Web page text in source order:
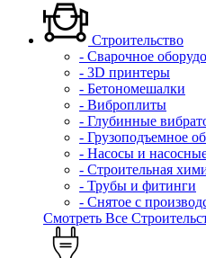
Строительство
- Сварочное
- 3D принтеры
- Бетономешалки
- Виброплиты
- Глубинные
- Грузоподъемное
- Насосы и
- Строительная
- Трубы и фитинги
- Снятое с
Смотреть Все